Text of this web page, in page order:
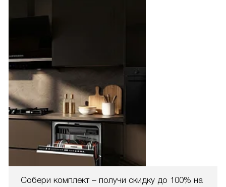
Собери комплект – получи скидку до 100% на